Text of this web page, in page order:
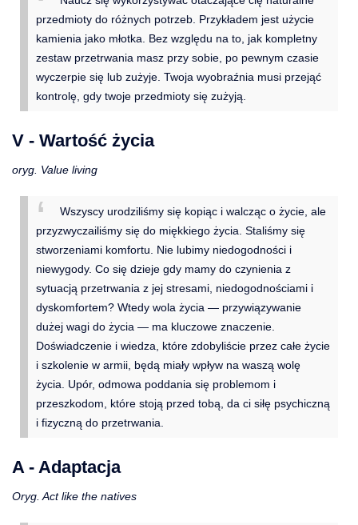
przedmioty do różnych potrzeb. Przykładem jest użycie
kamienia jako młotka. Bez względu na to, jak kompletny
zestaw przetrwania masz przy sobie, po pewnym czasie
wyczerpie się lub zużyje. Twoja wyobraźnia musi przejąć
kontrolę, gdy twoje przedmioty się zużyją.
V - Wartość życia
oryg. Value living
Wszyscy urodziliśmy się kopiąc i walcząc o życie, ale
przyzwyczailiśmy się do miękkiego życia. Staliśmy się
stworzeniami komfortu. Nie lubimy niedogodności i
niewygody. Co się dzieje gdy mamy do czynienia z
sytuacją przetrwania z jej stresami, niedogodnościami i
dyskomfortem? Wtedy wola życia — przywiązywanie
dużej wagi do życia — ma kluczowe znaczenie.
Doświadczenie i wiedza, które zdobyliście przez całe życie
i szkolenie w armii, będą miały wpływ na waszą wolę
życia. Upór, odmowa poddania się problemom i
przeszkodom, które stoją przed tobą, da ci siłę psychiczną
i fizyczną do przetrwania.
A - Adaptacja
Oryg. Act like the natives